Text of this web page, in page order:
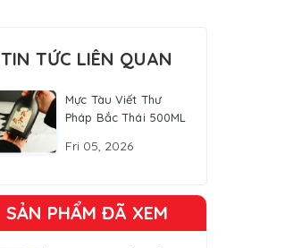
TIN TỨC LIÊN QUAN
Mực Tàu Viết Thư
Pháp Bắc Thái 500ML
Fri 05, 2026
SẢN PHẨM ĐÃ XEM